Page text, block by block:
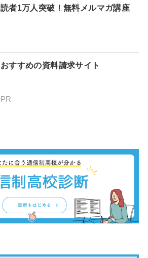
読者1万人突破！無料メルマガ講座
おすすめの資料請求サイト
PR